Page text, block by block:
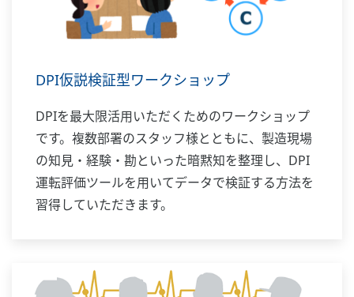
DPI仮説検証型ワークショップ
DPIを最大限活用いただくためのワークショップ
です。複数部署のスタッフ様とともに、製造現場
の知見・経験・勘といった暗黙知を整理し、DPI
運転評価ツールを用いてデータで検証する方法を
習得していただきます。